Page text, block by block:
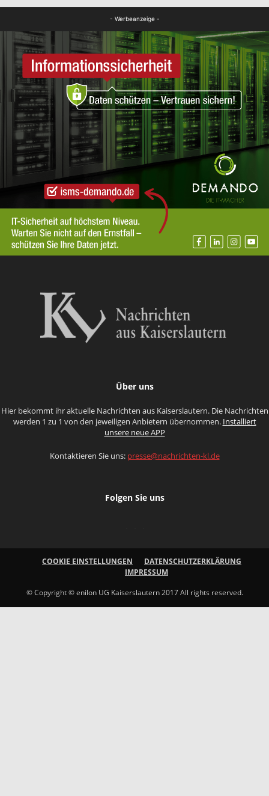
- Werbeanzeige -
Über uns
Hier bekommt ihr aktuelle Nachrichten aus Kaiserslautern. Die Nachrichten
werden 1 zu 1 von den jeweiligen Anbietern übernommen. Installiert
unsere neue APP
Kontaktieren Sie uns: presse@nachrichten-kl.de
Folgen Sie uns
COOKIE EINSTELLUNGEN
DATENSCHUTZERKLÄRUNG
IMPRESSUM
© Copyright © enilon UG Kaiserslautern 2017 All rights reserved.